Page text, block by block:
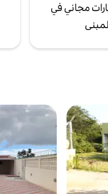
مجاني في